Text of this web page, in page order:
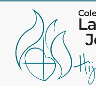
contenido